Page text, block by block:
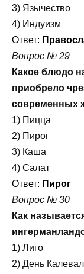
3) Язычество
4) Индуизм
Ответ:
Вопрос № 29
Какое блюдо
приобрело
современных
1) Пицца
2) Пирог
3) Каша
4) Салат
Ответ: Пирог
Вопрос № 30
Как
1) Лиго
2) День